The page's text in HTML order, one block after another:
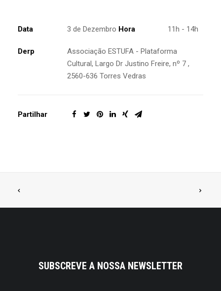
Data 3 de Dezembro Hora 11h - 14h
Derp
Associação ESTUFA - Plataforma
Cultural, Largo Dr Justino Freire, nº 7 ,
2560-636 Torres Vedras
Partilhar
SUBSCREVE A NOSSA NEWSLETTER